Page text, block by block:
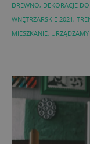
DREWNO, DEKORACJE
WNĘTRZARSKIE 2021,
MIESZKANIE,